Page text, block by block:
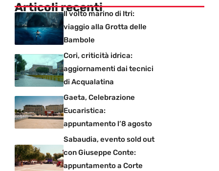
Articoli recenti
Il volto marino di Itri:
viaggio alla Grotta delle
Bambole
Cori, criticità idrica:
aggiornamenti dai tecnici
di Acqualatina
Gaeta, Celebrazione
Eucaristica:
appuntamento l’8 agosto
Sabaudia, evento sold out
con Giuseppe Conte:
appuntamento a Corte